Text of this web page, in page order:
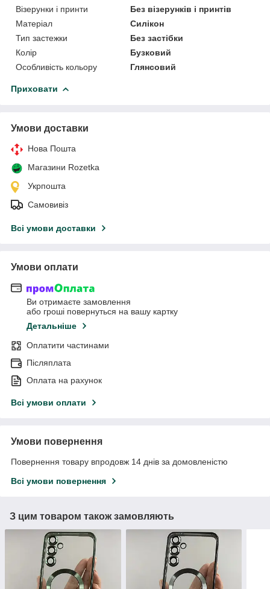
Візерунки і принти
Без візерунків і принтів
Матеріал
Силікон
Тип застежки
Без застібки
Колір
Бузковий
Особливість кольору
Глянсовий
Приховати
Умови доставки
Нова Пошта
Магазини Rozetka
Укрпошта
Самовивіз
Всі умови доставки
Умови оплати
Ви отримаєте замовлення
або гроші повернуться на вашу картку
Детальніше
Оплатити частинами
Післяплата
Оплата на рахунок
Всі умови оплати
Умови повернення
Повернення товару впродовж 14 днів за домовленістю
Всі умови повернення
З цим товаром також замовляють